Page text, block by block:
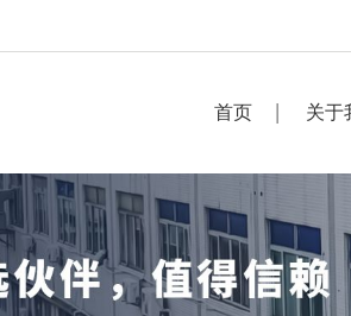
首页 关于